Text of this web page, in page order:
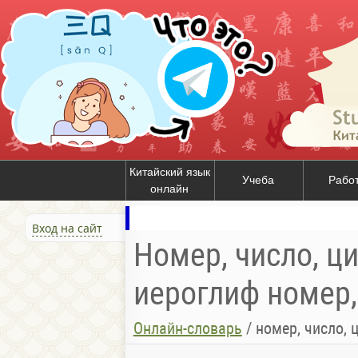
Китайский язык
онлайн
Учеба
Вход на сайт
Номер, число,
иероглиф
Онлайн-словарь / номер, число,